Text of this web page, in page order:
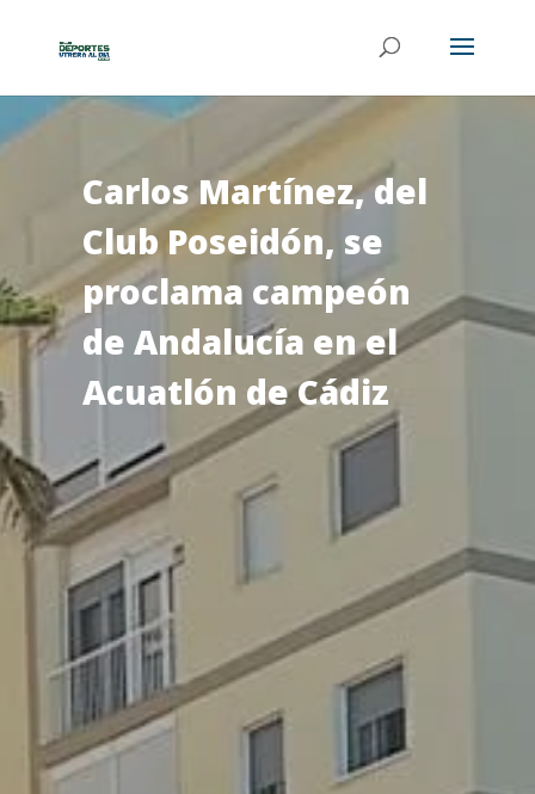
Carlos Martínez, del
Club Poseidón, se
proclama campeón
de Andalucía en el
Acuatlón de Cádiz